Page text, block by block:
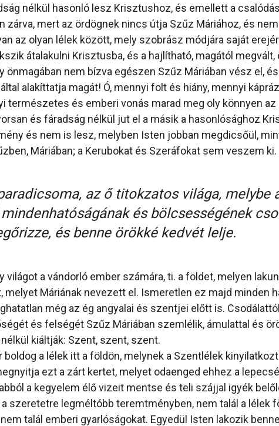
nélkül hasonló lesz Krisztushoz, és emellett a
zárva, mert az ördögnek nincs útja Szűz Máriához, és
az olyan lélek között, mely szobrász módjára saját
átalakulni Krisztusba, és a hajlítható, magától megvált,
önmagában nem bízva egészen Szűz Máriában vész el,
alakíttatja magát! Ó, mennyi folt és hiány, mennyi
természetes és emberi vonás marad meg oly könnyen az
és fáradság nélkül jut el a másik a hasonlósághoz
és nem is lesz, melyben Isten jobban megdicsőül,
Máriában; a Kerubokat és Szeráfokat sem veszem ki.
az ő titokzatos világa, melybe
és bölcsességének
és benne örökké kedvét lelje.
világot a vándorló ember számára, ti. a földet, melyen
melyet Máriának nevezett el. Ismeretlen ez majd minden
még az ég angyalai és szentjei előtt is.
és felségét Szűz Máriában szemlélik, ámulattal és
kiáltják: Szent, szent, szent.
boldog a lélek itt a földön, melynek a Szentlélek
ezt a zárt kertet, melyet odaenged ehhez a
a kegyelem élő vizeit mentse és teli szájjal igyék
a szeretetre legméltóbb teremtményben, nem talál a lélek
talál emberi gyarlóságokat. Egyedül Isten lakozik